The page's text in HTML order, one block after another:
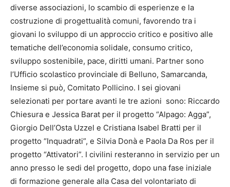
diverse associazioni, lo scambio di esperienze e la
costruzione di progettualità comuni, favorendo tra i
giovani lo sviluppo di un approccio critico e positivo alle
tematiche dell’economia solidale, consumo critico,
sviluppo sostenibile, pace, diritti umani. Partner sono
l’Ufficio scolastico provinciale di Belluno, Samarcanda,
Insieme si può, Comitato Pollicino. I sei giovani
selezionati per portare avanti le tre azioni sono: Riccardo
Chiesura e Jessica Barat per il progetto “Alpago: Agga”,
Giorgio Dell’Osta Uzzel e Cristiana Isabel Bratti per il
progetto “Inquadrati”, e Silvia Donà e Paola Da Ros per il
progetto “Attivatori”. I civilini resteranno in servizio per un
anno presso le sedi del progetto, dopo una fase iniziale
di formazione generale alla Casa del volontariato di